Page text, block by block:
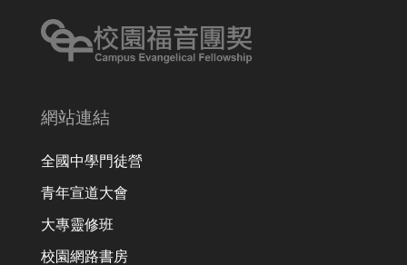
網站連結
全國中學門徒營
青年宣道大會
大專靈修班
校園網路書房